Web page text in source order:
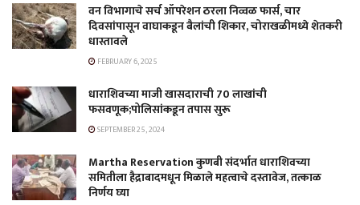
वन विभागाचे सर्च ऑपरेशन ठरला निव्वळ फार्स, चार
दिवसांपासून वाघाकडून बैलांची शिकार, चोराखळीमध्ये शेतकरी
धास्तावले
FEBRUARY 6, 2025
धाराशिवच्या माजी खासदाराची 70 लाखांची
फसवणूक;पोलिसांकडून तपास सुरू
SEPTEMBER 25, 2024
Martha Reservation कुणबी संदर्भात धाराशिवच्या
समितीला हैद्राबादमधून मिळाले महत्वाचे दस्तावेज, तत्काळ
निर्णय घ्या